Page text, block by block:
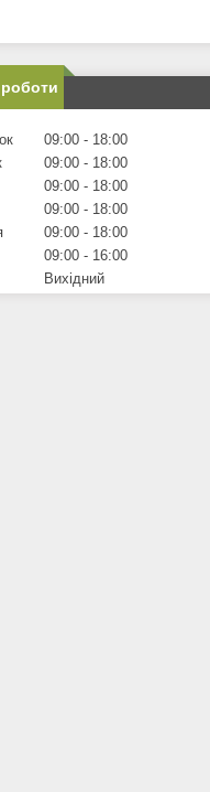
роботи
09:00
18:00
09:00
18:00
09:00
18:00
09:00
18:00
09:00
18:00
09:00
16:00
Вихідний